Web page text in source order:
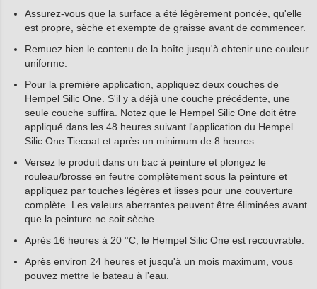
Assurez-vous que la surface a été légèrement poncée, qu'elle
est propre, sèche et exempte de graisse avant de commencer.
Remuez bien le contenu de la boîte jusqu'à obtenir une couleur
uniforme.
Pour la première application, appliquez deux couches de
Hempel Silic One. S'il y a déjà une couche précédente, une
seule couche suffira. Notez que le Hempel Silic One doit être
appliqué dans les 48 heures suivant l'application du Hempel
Silic One Tiecoat et après un minimum de 8 heures.
Versez le produit dans un bac à peinture et plongez le
rouleau/brosse en feutre complètement sous la peinture et
appliquez par touches légères et lisses pour une couverture
complète. Les valeurs aberrantes peuvent être éliminées avant
que la peinture ne soit sèche.
Après 16 heures à 20 °C, le Hempel Silic One est recouvrable.
Après environ 24 heures et jusqu'à un mois maximum, vous
pouvez mettre le bateau à l'eau.